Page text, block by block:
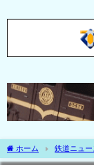
ホーム 鉄道ニュー
報 東海）